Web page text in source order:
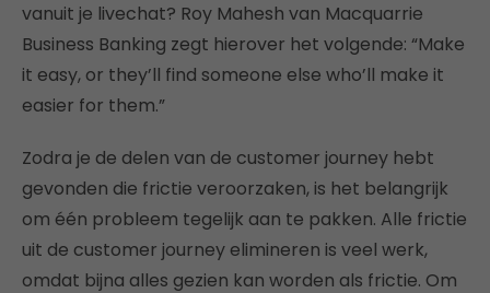
vanuit je livechat? Roy Mahesh van Macquarrie
Business Banking zegt hierover het volgende: “Make
it easy, or they’ll find someone else who’ll make it
easier for them.”
Zodra je de delen van de customer journey hebt
gevonden die frictie veroorzaken, is het belangrijk
om één probleem tegelijk aan te pakken. Alle frictie
uit de customer journey elimineren is veel werk,
omdat bijna alles gezien kan worden als frictie. Om